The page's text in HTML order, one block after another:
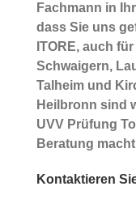
Fachmann in
dass Sie uns
ITORE, auch
Schwaigern,
Talheim und
Heilbronn sind
UVV Prüfung
Beratung
Kontaktieren